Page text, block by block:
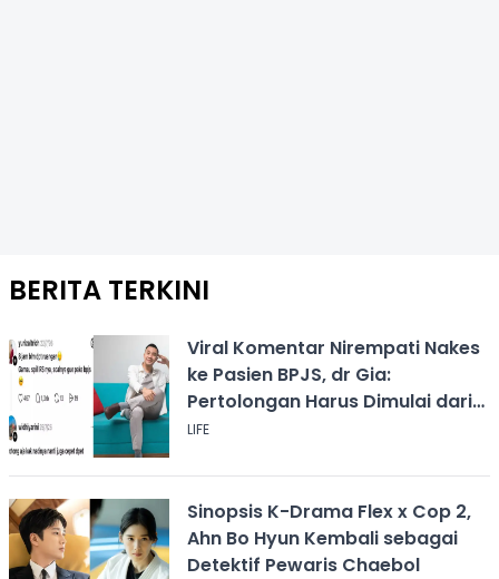
BERITA TERKINI
Viral Komentar Nirempati Nakes
ke Pasien BPJS, dr Gia:
Pertolongan Harus Dimulai dari
Rasa Kemanusiaan
LIFE
Sinopsis K-Drama Flex x Cop 2,
Ahn Bo Hyun Kembali sebagai
Detektif Pewaris Chaebol